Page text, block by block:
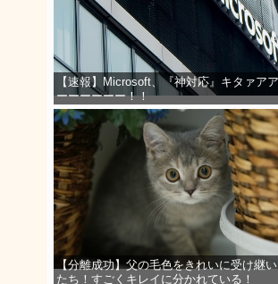
【速報】Microsoft、『神対応』キタァア
ーーーーーー！！
【分離成功】父の毛色をきれいに受け継
たち！すごくキレイに分かれている！